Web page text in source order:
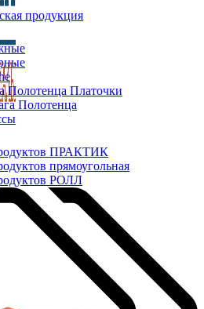
продукция
Полотенца Платочки
Полотенца
ПРАКТИК
прямоугольная
РОЛЛ